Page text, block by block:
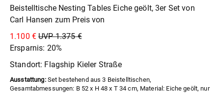
Beistelltische Nesting Tables Eiche geölt, 3er Set von
Carl Hansen zum Preis von
1.100 € UVP 1.375 €
Ersparnis: 20%
Standort: Flagship Kieler Straße
Ausstattung:Set bestehend aus 3 Beistelltischen,
Gesamtabmessungen: B 52 x H 48 x T 34 cm, Material: Eiche geölt, nur